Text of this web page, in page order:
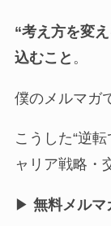
“考え方を変
込むこと 。
僕のメルマガ
こうした“逆
ャリア戦略・
▶︎ 無料メルマ